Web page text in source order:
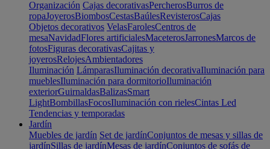
Organización Cajas decorativasPercherosBurros de
ropaJoyerosBiombosCestasBaúlesRevisterosCajas
Objetos decorativos VelasFarolesCentros de
mesaNavidadFlores artificialesMaceterosJarronesMarcos de
fotosFiguras decorativasCajitas y
joyerosRelojesAmbientadores
Iluminación LámparasIluminación decorativaIluminación para
mueblesIluminación para dormitorioIluminación
exteriorGuirnaldasBalizasSmart
LightBombillasFocosIluminación con rielesCintas Led
Tendencias y temporadas
Jardín
Muebles de jardín Set de jardínConjuntos de mesas y sillas de
jardínSillas de jardínMesas de jardínConjuntos de sofás de